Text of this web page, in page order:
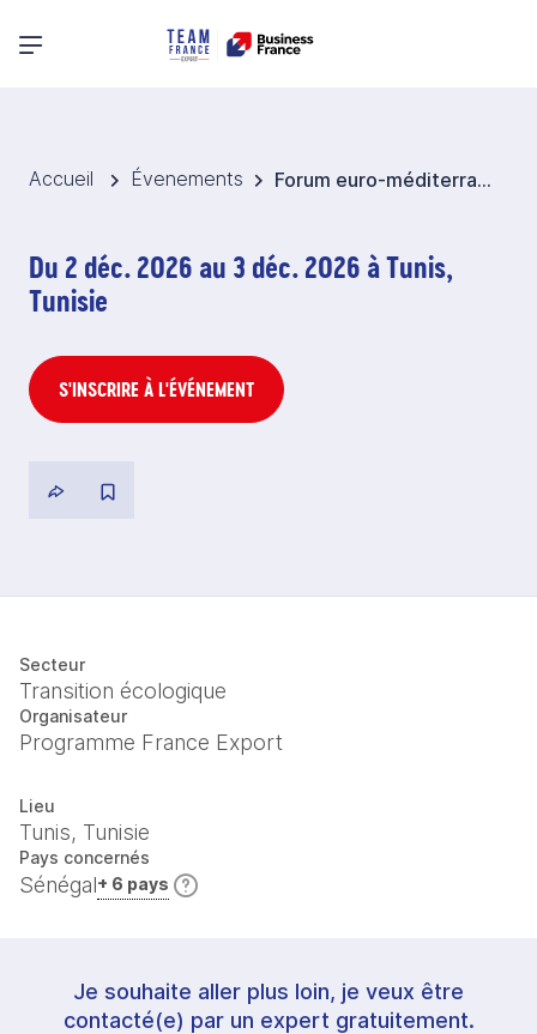
Menu principal
Accueil Évenements Forum euro-méditerranéen du Développement durable 2026 - Tunisie
Du 2 déc. 2026 au 3 déc. 2026 à Tunis,
Tunisie
S'INSCRIRE À L'ÉVÉNEMENT
Secteur
Transition écologique
Organisateur
Programme France Export
Lieu
Tunis, Tunisie
Pays concernés
Sénégal+ 6 pays
Je souhaite aller plus loin, je veux être
contacté(e) par un expert gratuitement.